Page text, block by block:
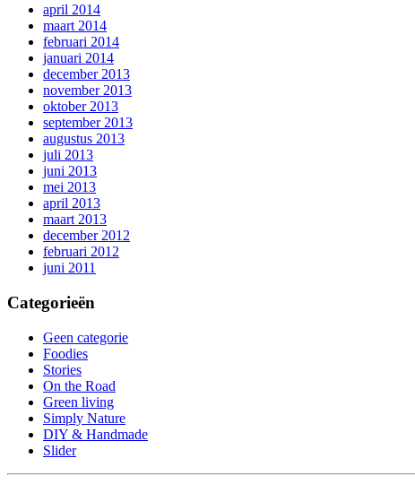
april 2014
maart 2014
februari 2014
januari 2014
december 2013
november 2013
oktober 2013
september 2013
augustus 2013
juli 2013
juni 2013
mei 2013
april 2013
maart 2013
december 2012
februari 2012
juni 2011
Categorieën
Geen categorie
Foodies
Stories
On the Road
Green living
Simply Nature
DIY & Handmade
Slider